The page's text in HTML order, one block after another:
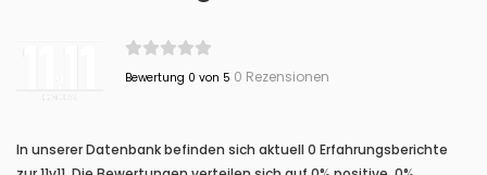
Bewertung 0 von 5 0 Rezensionen
In unserer Datenbank befinden sich aktuell 0 Erfahrungsberichte